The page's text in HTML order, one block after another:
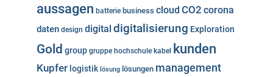
aussagen batterie business cloud CO2 corona
daten design digital digitalisierung Exploration
Gold group gruppe hochschule kabel kunden
Kupfer logistik lösung lösungen management